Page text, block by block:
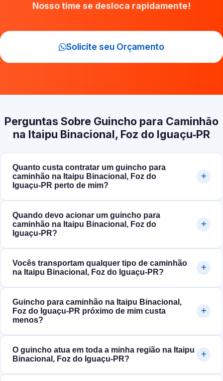
Nosso time se desloca rapidamente!
Solicite seu Orçamento
Perguntas Sobre Guincho para Caminhão
na Itaipu Binacional, Foz do Iguaçu‑PR
Quanto custa contratar um guincho para
caminhão na Itaipu Binacional, Foz do
Iguaçu‑PR perto de mim?
Quando devo acionar um guincho para
caminhão na Itaipu Binacional, Foz do
Iguaçu‑PR?
Vocês transportam qualquer tipo de caminhão
na Itaipu Binacional, Foz do Iguaçu‑PR?
Guincho para caminhão na Itaipu Binacional,
Foz do Iguaçu‑PR próximo de mim custa
menos?
O guincho atua em toda a minha região na Itaipu
Binacional, Foz do Iguaçu‑PR?